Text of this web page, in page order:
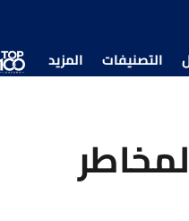
التصنيفات المزيد